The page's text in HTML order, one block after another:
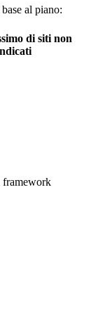
al piano:
di siti non
framework